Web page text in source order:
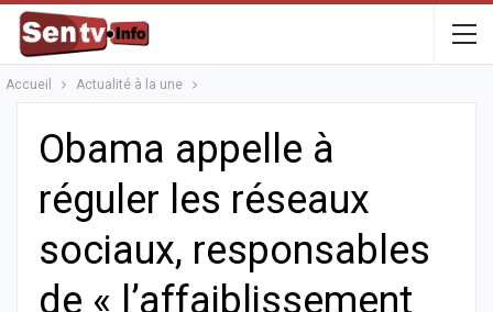
Accueil Actualité à la une
Obama appelle à
réguler les réseaux
sociaux, responsables
de « l’affaiblissement